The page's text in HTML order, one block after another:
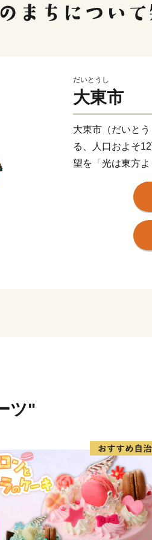
だいとうし
大東市
大東市（だいと
る、人口およそ
望を「光は東方
飯盛山をはじめ
交通の要衝とし
近代から現代に
ツ"